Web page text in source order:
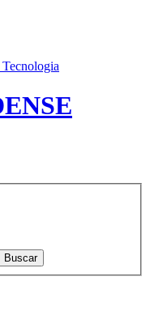
Buscar